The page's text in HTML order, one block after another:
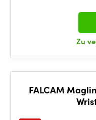
Zu
FALCAM